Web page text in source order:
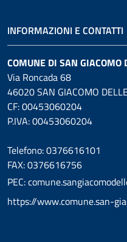
INFORMAZIONI E CONTATTI
COMUNE DI SAN GIACOMO
Via Roncada 68
46020 SAN GIACOMO
CF: 00453060204
P.IVA: 00453060204
Telefono: 0376616101
FAX: 0376616756
PEC:
https://www.comune.san-